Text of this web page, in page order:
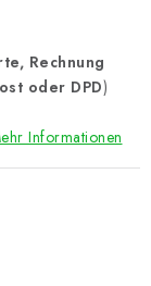
Rechnung
oder DPD)
Informationen